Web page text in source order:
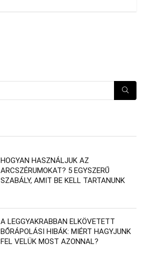
HOGYAN HASZNÁLJUK AZ
ARCSZÉRUMOKAT? 5 EGYSZERŰ
SZABÁLY, AMIT BE KELL TARTANUNK
A LEGGYAKRABBAN ELKÖVETETT
BŐRÁPOLÁSI HIBÁK: MIÉRT HAGYJUNK
FEL VELÜK MOST AZONNAL?